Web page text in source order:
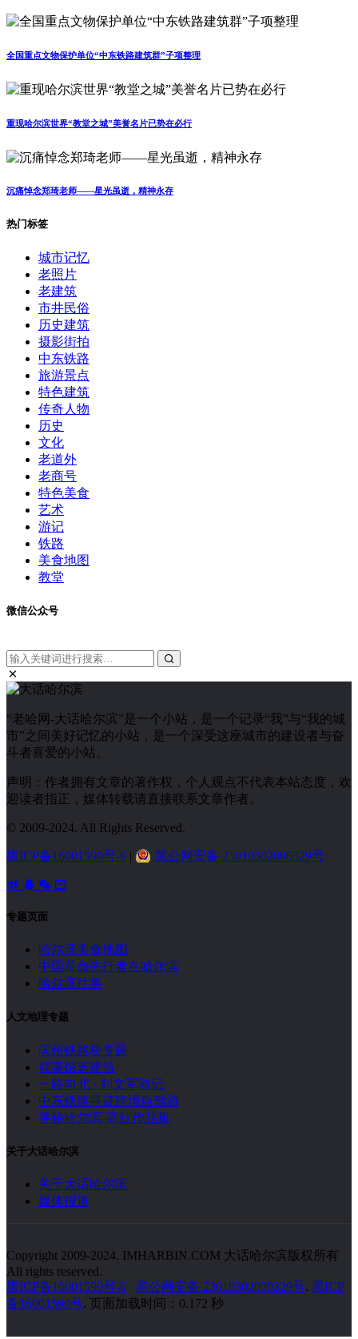
全国重点文物保护单位“中东铁路建筑群”子项整理
重现哈尔滨世界“教堂之城”美誉名片已势在必行
沉痛悼念郑琦老师——星光虽逝，精神永存
热门标签
城市记忆
老照片
老建筑
市井民俗
历史建筑
摄影街拍
中东铁路
旅游景点
特色建筑
传奇人物
历史
文化
老道外
老商号
特色美食
艺术
游记
铁路
美食地图
教堂
微信公众号
“老哈网-大话哈尔滨”是一个小站，是一个记录“我”与“我的城
市”之间美好记忆的小站，是一个深受这座城市的建设者与奋
斗者喜爱的小站。
声明：作者拥有文章的著作权，个人观点不代表本站态度，欢
迎读者指正，媒体转载请直接联系文章作者。
© 2009-2024. All Rights Reserved.
黑ICP备16001590号-6 | 黑公网安备 23010302000329号
专题页面
哈尔滨美食地图
中国革命先行者在哈尔滨
哈尔滨往事
人文地理专题
滨州铁路桥专题
领事馆老建筑
一路向北 · 刘文军游记
中东铁路寻迹跨境自驾游
寻秘哈尔滨-高虹作品集
关于大话哈尔滨
关于大话哈尔滨
媒体报道
Copyright 2009-2024. IMHARBIN.COM 大话哈尔滨版权所有
All rights reserved.
黑ICP备16001590号-6
黑公网安备 23010302000329号. 黑ICP
备16001590号. 页面加载时间：0.172 秒